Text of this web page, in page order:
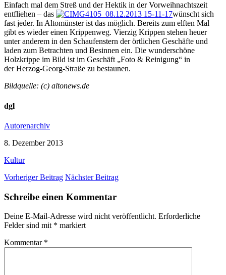
Einfach mal dem Streß und der Hektik in der Vorweihnachtszeit
entfliehen – das
wünscht sich
fast jeder. In Altomünster ist das möglich. Bereits zum elften Mal
gibt es wieder einen Krippenweg. Vierzig Krippen stehen heuer
unter anderem in den Schaufenstern der örtlichen Geschäfte und
laden zum Betrachten und Besinnen ein. Die wunderschöne
Holzkrippe im Bild ist im Geschäft „Foto & Reinigung“ in
der Herzog-Georg-Straße zu bestaunen.
Bildquelle: (c) altonews.de
dgl
Autorenarchiv
8. Dezember 2013
Kultur
Vorheriger Beitrag Nächster Beitrag
Schreibe einen Kommentar
Deine E-Mail-Adresse wird nicht veröffentlicht. Erforderliche
Felder sind mit * markiert
Kommentar *